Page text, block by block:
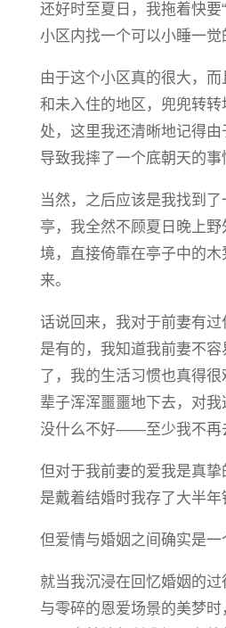
还好时至夏日，我拖着快要
小区内找一个可以小睡一觉
由于这个小区真的很大，
和未入住的地区，兜兜转转
处，这里我还清晰地记得
导致我摔了一个底朝天的事
当然，之后应该是我找到
亭，我全然不顾夏日晚上
境，直接倚靠在亭子中的
来。
话说回来，我对于前妻有
是有的，我知道我前妻不
了，我的生活习惯也真得
辈子浑浑噩噩地下去，对
没什么不好——至少我不再
但对于我前妻的爱我是真
是戴着结婚时我存了大半年
但爱情与婚姻之间确实是一
就当我沉浸在回忆婚姻的
与零碎的恩爱场景的美梦